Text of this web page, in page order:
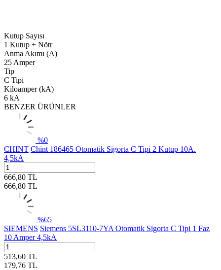
Kutup Sayısı
1 Kutup + Nötr
Anma Akımı (A)
25 Amper
Tip
C Tipi
Kiloamper (kA)
6 kA
BENZER ÜRÜNLER
%0
CHINT Chint 186465 Otomatik Sigorta C Tipi 2 Kutup 10A.
4,5kA
666,80 TL
666,80 TL
%65
SIEMENS Siemens 5SL3110-7YA Otomatik Sigorta C Tipi 1 Faz
10 Amper 4,5kA
513,60 TL
179,76 TL